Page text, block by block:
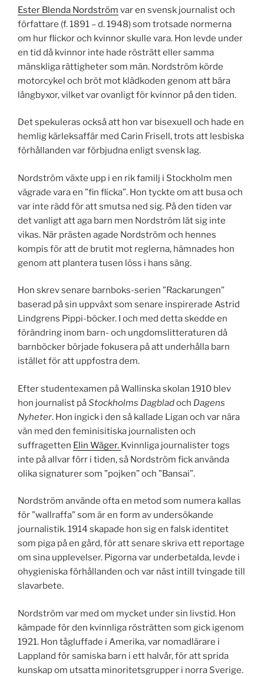
Ester Blenda Nordström var en svensk journalist och
författare (f. 1891 – d. 1948) som trotsade normerna
om hur flickor och kvinnor skulle vara. Hon levde under
en tid då kvinnor inte hade rösträtt eller samma
mänskliga rättigheter som män. Nordström körde
motorcykel och bröt mot klädkoden genom att bära
långbyxor, vilket var ovanligt för kvinnor på den tiden.
Det spekuleras också att hon var bisexuell och hade en
hemlig kärleksaffär med Carin Frisell, trots att lesbiska
förhållanden var förbjudna enligt svensk lag.
Nordström växte upp i en rik familj i Stockholm men
vägrade vara en ”fin flicka”. Hon tyckte om att busa och
var inte rädd för att smutsa ned sig. På den tiden var
det vanligt att aga barn men Nordström lät sig inte
vikas. När prästen agade Nordström och hennes
kompis för att de brutit mot reglerna, hämnades hon
genom att plantera tusen löss i hans säng.
Hon skrev senare barnboks-serien ”Rackarungen”
baserad på sin uppväxt som senare inspirerade Astrid
Lindgrens Pippi-böcker. I och med detta skedde en
förändring inom barn- och ungdomslitteraturen då
barnböcker började fokusera på att underhålla barn
istället för att uppfostra dem.
Efter studentexamen på Wallinska skolan 1910 blev
hon journalist påStockholms Dagbladoch Dagens
Nyheter. Hon ingick i den så kallade Ligan och var nära
vän med den feminisitiska journalisten och
suffragetten Elin Wäger. Kvinnliga journalister togs
inte på allvar förr i tiden, så Nordström fick använda
olika signaturer som ”pojken” och ”Bansai”.
Nordström använde ofta en metod som numera kallas
för ”wallraffa” som är en form av undersökande
journalistik. 1914 skapade hon sig en falsk identitet
som piga på en gård, för att senare skriva ett reportage
om sina upplevelser. Pigorna var underbetalda, levde i
ohygieniska förhållanden och var näst intill tvingade till
slavarbete.
Nordström var med om mycket under sin livstid. Hon
kämpade för den kvinnliga rösträtten som gick igenom
1921. Hon tågluffade i Amerika, var nomadlärare i
Lappland för samiska barn i ett halvår, för att sprida
kunskap om utsatta minoritetsgrupper i norra Sverige.